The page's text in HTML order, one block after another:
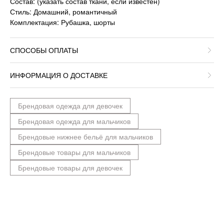
Стиль: Домашний, романтичный
Комплектация: Рубашка, шорты
СПОСОБЫ ОПЛАТЫ
ИНФОРМАЦИЯ О ДОСТАВКЕ
Брендовая одежда для девочек
Брендовая одежда для мальчиков
Брендовые нижнее бельё для мальчиков
Брендовые товары для мальчиков
Брендовые товары для девочек